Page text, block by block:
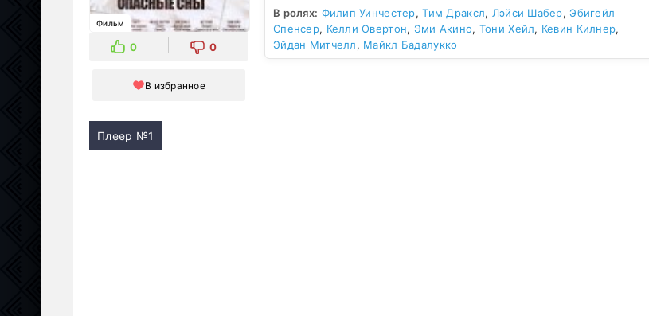
Фильм
0 0
В избранное
В ролях: Филип Уинчестер,Тим Драксл, Лэйси Шабер, Эбигейл
Спенсер, Келли Овертон, Эми Акино, Тони Хейл, Кевин Килнер,
Эйдан Митчелл, Майкл Бадалукко
Плеер №1